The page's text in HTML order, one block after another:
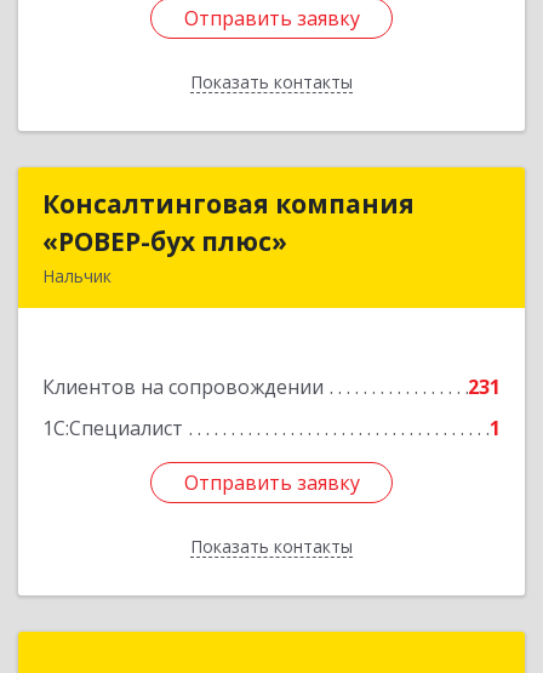
Отправить заявку
Показать контакты
Отправить заявку
Назад
Консалтинговая компания
«РОВЕР-бух плюс»
Нальчик
Клиентов на сопровождении
231
1С:Специалист
1
Отправить заявку
Показать контакты
Консалтинговая компания
«РОВЕР-бух плюс»
Подробнее
Отправить заявку
Назад